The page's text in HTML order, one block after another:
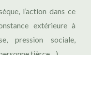
l’action dans ce
extérieure à
pression sociale,
tièrce…).